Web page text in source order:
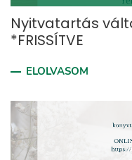
Nyitvatartás
*FRISSÍTVE
ELOLVASOM